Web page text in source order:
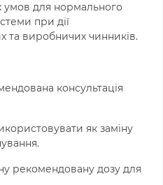
умов для нормального
при дії
та виробничих чинників.
консультація
як заміну
рекомендовану дозу для